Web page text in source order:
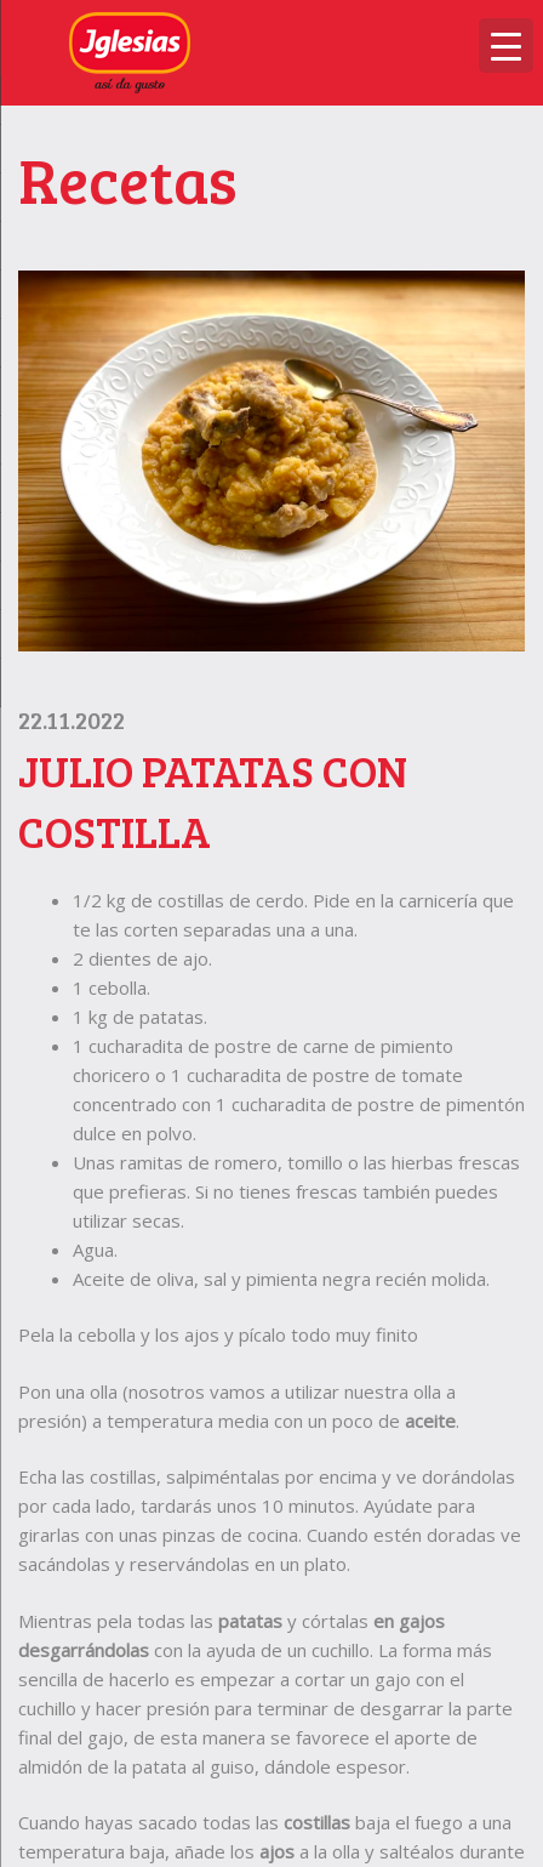
Recetas
22.11.2022
JULIO PATATAS CON
COSTILLA
1/2 kg de costillas de cerdo. Pide en la carnicería que
te las corten separadas una a una.
2 dientes de ajo.
1 cebolla.
1 kg de patatas.
1 cucharadita de postre de carne de pimiento
choricero o 1 cucharadita de postre de tomate
concentrado con 1 cucharadita de postre de pimentón
dulce en polvo.
Unas ramitas de romero, tomillo o las hierbas frescas
que prefieras. Si no tienes frescas también puedes
utilizar secas.
Agua.
Aceite de oliva, sal y pimienta negra recién molida.
Pela la cebolla y los ajos y pícalo todo muy finito
Pon una olla (nosotros vamos a utilizar nuestra olla a
presión) a temperatura media con un poco de aceite.
Echa las costillas, salpiméntalas por encima y ve dorándolas
por cada lado, tardarás unos 10 minutos. Ayúdate para
girarlas con unas pinzas de cocina. Cuando estén doradas ve
sacándolas y reservándolas en un plato.
Mientras pela todas las patatas y córtalas en gajos
desgarrándolas con la ayuda de un cuchillo. La forma más
sencilla de hacerlo es empezar a cortar un gajo con el
cuchillo y hacer presión para terminar de desgarrar la parte
final del gajo, de esta manera se favorece el aporte de
almidón de la patata al guiso, dándole espesor.
Cuando hayas sacado todas las costillas baja el fuego a una
temperatura baja, añade los ajos a la olla y saltéalos durante